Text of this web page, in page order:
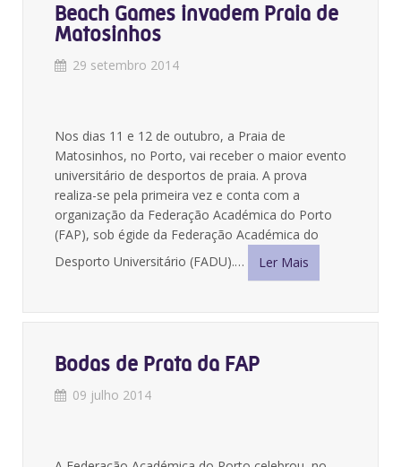
Beach Games invadem Praia de
Matosinhos
29 setembro 2014
Nos dias 11 e 12 de outubro, a Praia de
Matosinhos, no Porto, vai receber o maior evento
universitário de desportos de praia. A prova
realiza-se pela primeira vez e conta com a
organização da Federação Académica do Porto
(FAP), sob égide da Federação Académica do
Desporto Universitário (FADU).…
Ler Mais
Bodas de Prata da FAP
09 julho 2014